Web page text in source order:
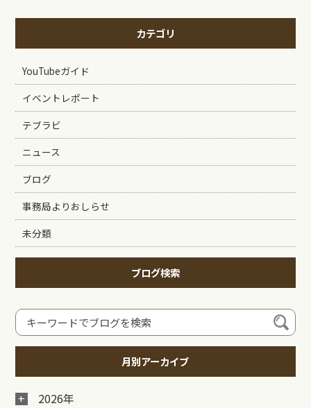
カテゴリ
YouTubeガイド
イベントレポート
テブラビ
ニュース
ブログ
事務局よりおしらせ
未分類
ブログ検索
月別アーカイブ
2026年